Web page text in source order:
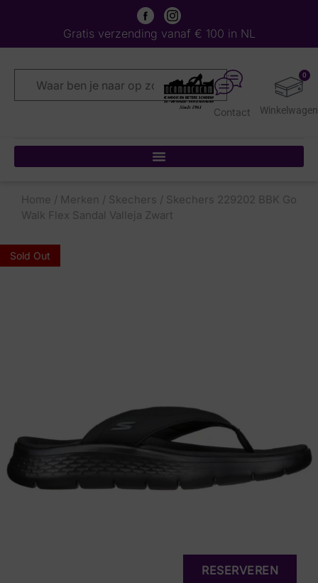
Gratis verzending vanaf € 100 in NL
0
Contact
Home / Merken / Skechers / Skechers 229202 BBK Go
Walk Flex Sandal Valleja Zwart
Sold Out
RESERVEREN